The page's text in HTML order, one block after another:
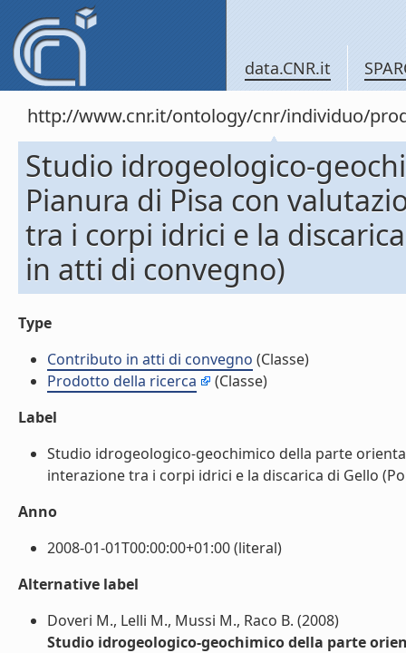
data.CNR.it
http://www.cnr.it/ontology/cnr/individuo/
Studio idrogeologico-
Pianura di Pisa con
tra i corpi idrici e la
in atti di convegno)
Type
Contributo in atti di convegno (Classe)
Prodotto della ricerca
(Classe)
Label
Studio idrogeologico-geochimico della parte
interazione tra i corpi idrici e la discarica di Gello
Anno
2008-01-01T00:00:00+01:00 (literal)
Alternative label
Doveri M., Lelli M., Mussi M., Raco B. (2008)
Studio idrogeologico-geochimico della parte